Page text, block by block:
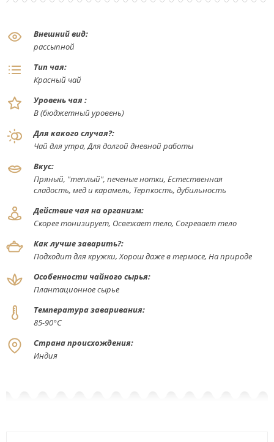
Внешний вид:
рассыпной
Тип чая:
Красный чай
Уровень чая :
В (бюджетный уровень)
Для какого случая?:
Чай для утра, Для долгой дневной работы
Вкус:
Пряный, "теплый", печеные нотки, Естественная
сладость, мед и карамель, Терпкость, дубильность
Действие чая на организм:
Скорее тонизирует, Освежает тело, Согревает тело
Как лучше заварить?:
Подходит для кружки, Хорош даже в термосе, На природе
Особенности чайного сырья:
Плантационное сырье
Температура заваривания:
85-90°С
Страна происхождения:
Индия